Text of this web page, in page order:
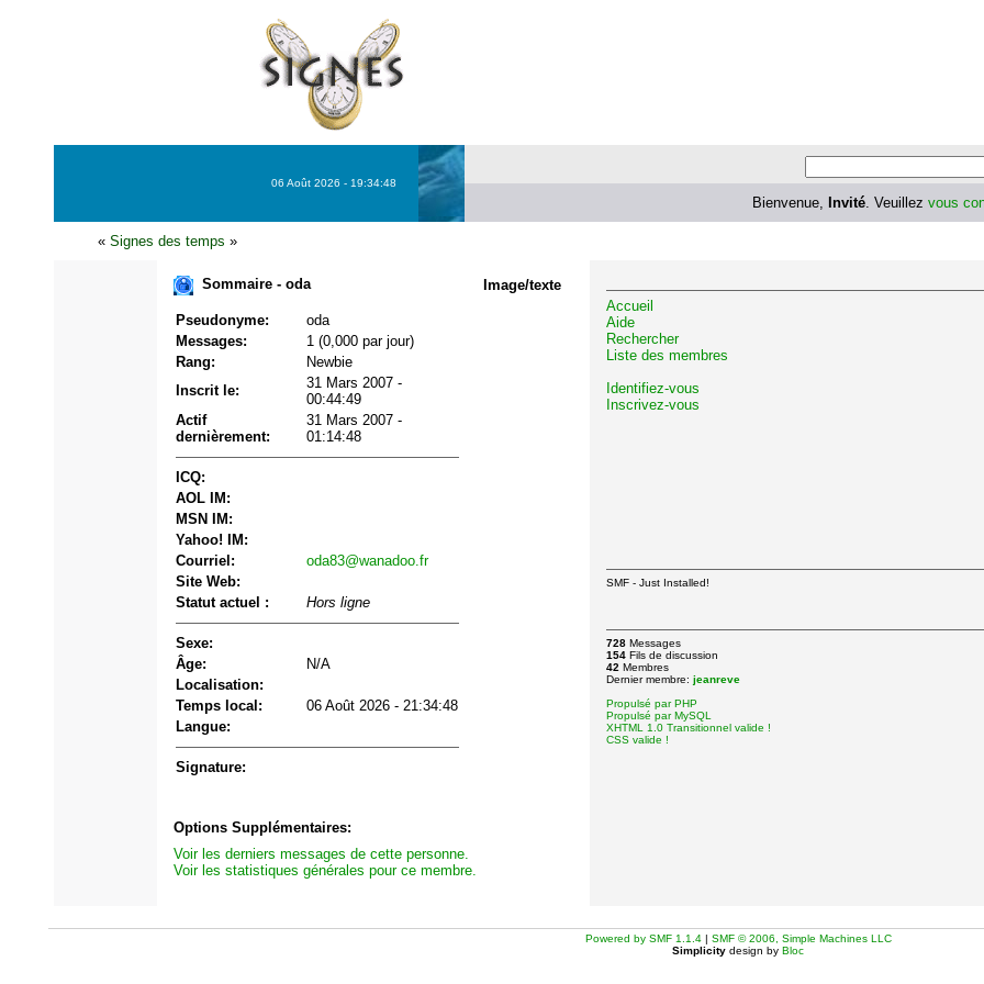
06 Août 2026 - 19:34:48
Bienvenue, Invité. Veuillez vous
« Signes des temps »
Sommaire - oda Image/texte
Pseudonyme:
oda
Messages:
1 (0,000 par jour)
Rang:
Newbie
Inscrit le:
31 Mars 2007 -
00:44:49
Actif
dernièrement:
31 Mars 2007 -
01:14:48
ICQ:
AOL IM:
MSN IM:
Yahoo! IM:
Courriel:
oda83@wanadoo.fr
Site Web:
Statut actuel :
Hors ligne
Sexe:
Âge:
N/A
Localisation:
Temps local:
06 Août 2026 - 21:34:48
Langue:
Signature:
Options Supplémentaires:
Voir les derniers messages de cette personne.
Voir les statistiques générales pour ce membre.
Accueil
Aide
Rechercher
Liste des membres
Identifiez-vous
Inscrivez-vous
SMF - Just Installed!
728 Messages
154 Fils de discussion
42 Membres
Dernier membre: jeanreve
Propulsé par PHP
Propulsé par MySQL
XHTML 1.0 Transitionnel valide !
CSS valide !
Powered by SMF 1.1.4| SMF © 2006, Simple Machines LLC
Simplicity design by Bloc